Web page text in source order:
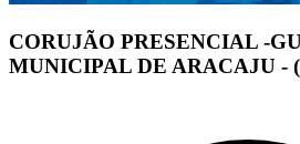
CORUJÃO PRESENCIAL -
MUNICIPAL DE ARACAJU -